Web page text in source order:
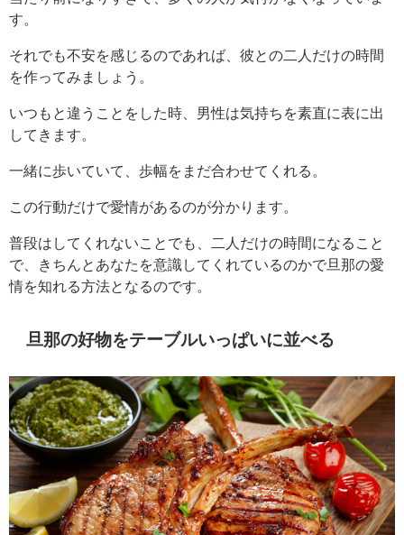
す。
それでも不安を感じるのであれば、彼との二人だけの時間
を作ってみましょう。
いつもと違うことをした時、男性は気持ちを素直に表に出
してきます。
一緒に歩いていて、歩幅をまだ合わせてくれる。
この行動だけで愛情があるのが分かります。
普段はしてくれないことでも、二人だけの時間になること
で、きちんとあなたを意識してくれているのかで旦那の愛
情を知れる方法となるのです。
旦那の好物をテーブルいっぱいに並べる